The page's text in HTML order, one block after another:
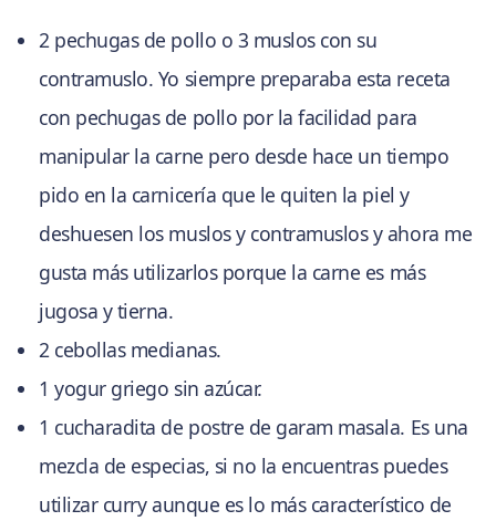
2 pechugas de pollo o 3 muslos con su
contramuslo. Yo siempre preparaba esta receta
con pechugas de pollo por la facilidad para
manipular la carne pero desde hace un tiempo
pido en la carnicería que le quiten la piel y
deshuesen los muslos y contramuslos y ahora me
gusta más utilizarlos porque la carne es más
jugosa y tierna.
2 cebollas medianas.
1 yogur griego sin azúcar.
1 cucharadita de postre de garam masala. Es una
mezcla de especias, si no la encuentras puedes
utilizar curry aunque es lo más característico de